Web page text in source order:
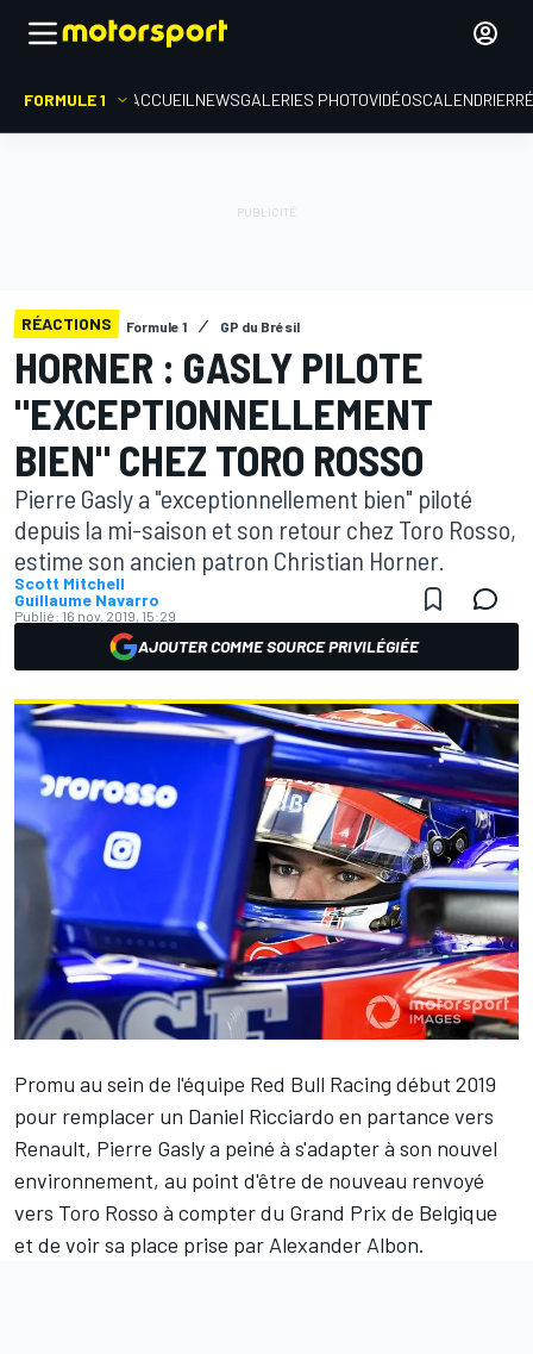
FORMULE 1 ACCUEIL NEWSGALERIES PHOTOVIDÉOSCALENDRIER
RÉACTIONS Formule 1 GP du Brésil
HORNER : GASLY PILOTE
"EXCEPTIONNELLEMENT
BIEN" CHEZ TORO ROSSO
Pierre Gasly a "exceptionnellement bien" piloté
depuis la mi-saison et son retour chez Toro Rosso,
estime son ancien patron Christian Horner.
Scott Mitchell
Guillaume Navarro
Publié: 16 nov. 2019, 15:29
AJOUTER COMME SOURCE PRIVILÉGIÉE
Promu au sein de l'équipe Red Bull Racing début 2019
pour remplacer un Daniel Ricciardo en partance vers
Renault, Pierre Gaslya peiné à s'adapter à son nouvel
environnement, au point d'être de nouveau renvoyé
vers Toro Rosso à compter du Grand Prix de Belgique
et de voir sa place prise par Alexander Albon.